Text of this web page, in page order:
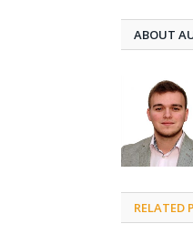
ABOUT
RELATED